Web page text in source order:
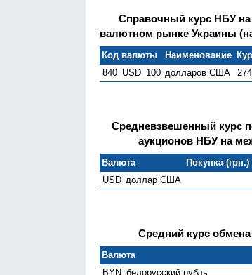
Справочный курс НБУ
валютном рынке Украины
Код валюты Наименование
840 USD 100 долларов США
Средневзвешенный курс
аукционов НБУ на
Валюта Покупка (грн.)
USD доллар США
Средний курс
Валюта
BYN белорусский рубль